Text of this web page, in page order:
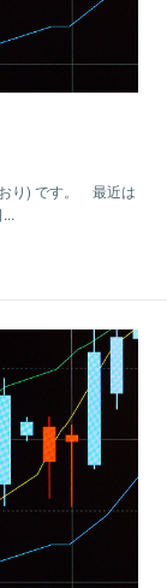
り) です。 最近は